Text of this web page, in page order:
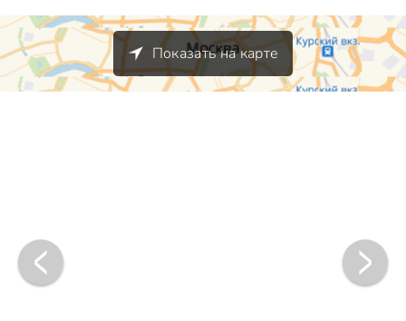
Показать на карте